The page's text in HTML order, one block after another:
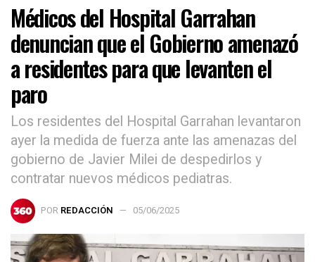
Médicos del Hospital Garrahan
denuncian que el Gobierno amenazó
a residentes para que levanten el
paro
Los residentes del Hospital Garrahan levantaron
ayer la medida de fuerza ante las amenazas del
gobierno de Javier Milei de despedirlos y
contratar nuevos médicos pediatras.
POR REDACCIÓN 05/06/2025